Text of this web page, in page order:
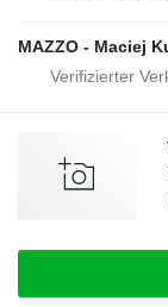
MAZZO - Maciej